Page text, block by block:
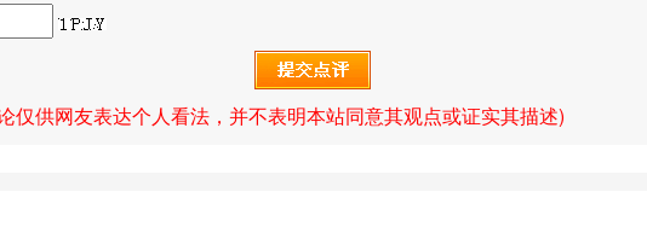
仅供网友表达个人看法，并不表明本站同意其观点或证实其描述)